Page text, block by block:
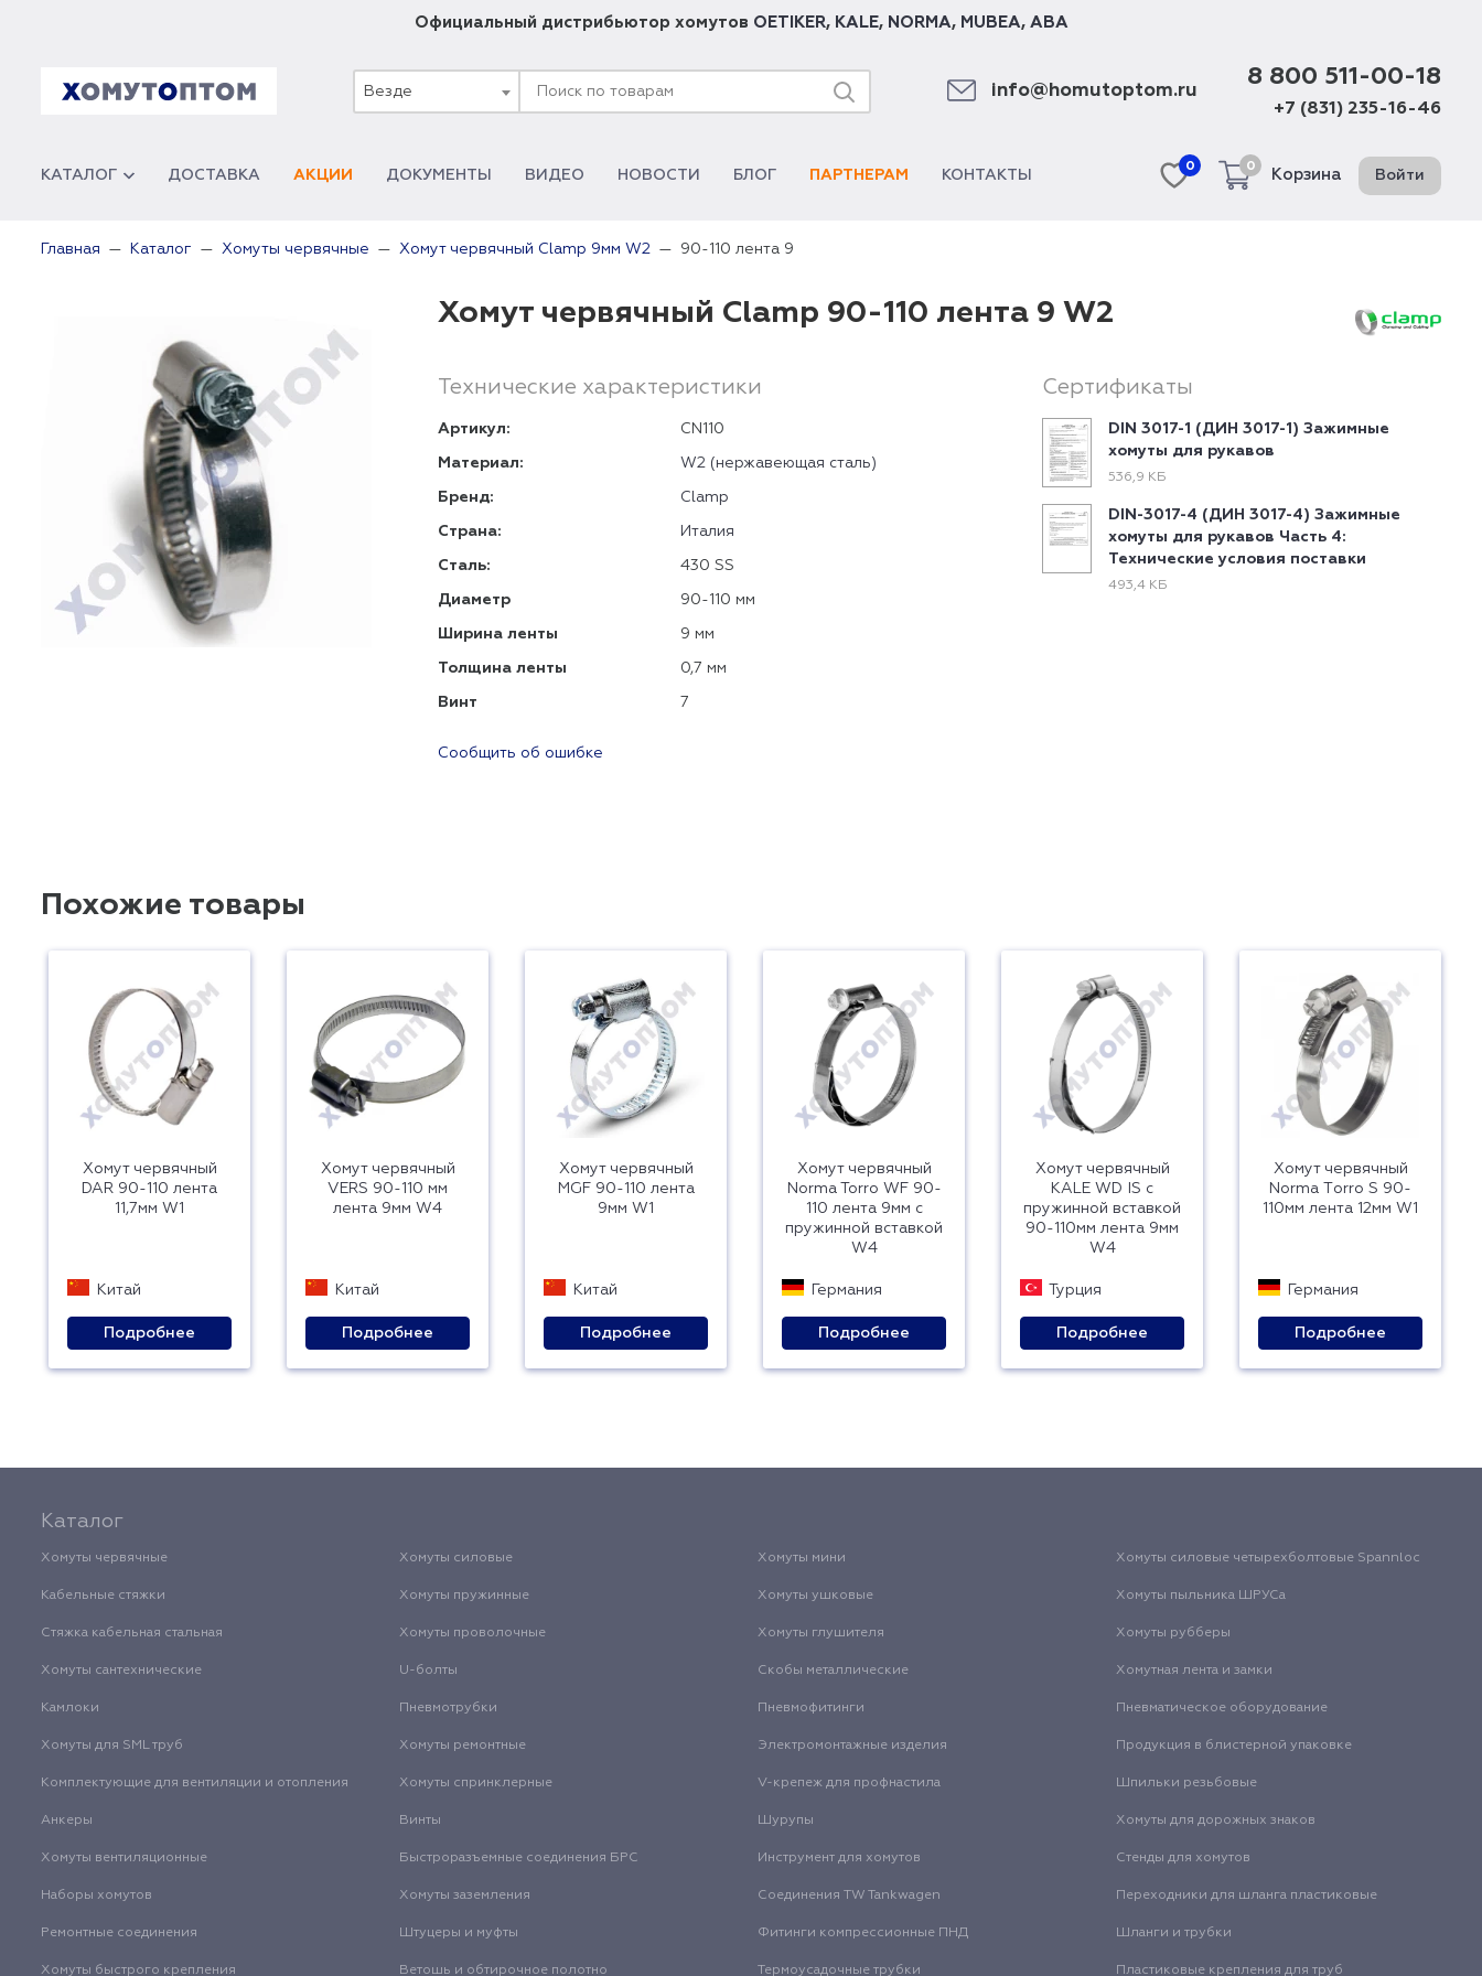
Официальный дистрибьютор хомутов OETIKER, KALE, NORMA, MUBEA, ABA
Везде info@homutoptom.ru
8 800 511-00-18
+7 (831) 235-16-46
КАТАЛОГ ДОСТАВКА АКЦИИ ДОКУМЕНТЫ ВИДЕО НОВОСТИ БЛОГ ПАРТНЕРАМ КОНТАКТЫ
0 0
Корзина Войти
Главная Каталог Хомуты червячные Хомут червячный Clamp 9мм W2 90-110 лента 9
Хомут червячный Clamp 90-110 лента 9 W2
Технические характеристики
Артикул: CN110
Материал: W2 (нержавеющая сталь)
Бренд: Clamp
Страна: Италия
Сталь: 430 SS
Диаметр 90-110 мм
Ширина ленты 9 мм
Толщина ленты 0,7 мм
Винт 7
Сообщить об ошибке
Сертификаты
DIN 3017-1 (ДИН 3017-1) Зажимные
хомуты для рукавов
536,9 КБ
DIN-3017-4 (ДИН 3017-4) Зажимные
хомуты для рукавов Часть 4:
Технические условия поставки
493,4 КБ
Похожие товары
Хомут червячный
DAR 90-110 лента
11,7мм W1
Китай
Подробнее
Хомут червячный
VERS 90-110 мм
лента 9мм W4
Китай
Подробнее
Хомут червячный
MGF 90-110 лента
9мм W1
Китай
Подробнее
Хомут червячный
Norma Torro WF 90-
110 лента 9мм с
пружинной вставкой
W4
Германия
Подробнее
Хомут червячный
KALE WD IS с
пружинной вставкой
90-110мм лента 9мм
W4
Турция
Подробнее
Хомут червячный
Norma Тorro S 90-
110мм лента 12мм W1
Германия
Подробнее
Каталог
Хомуты червячные Хомуты силовые Хомуты мини Хомуты силовые четырехболтовые Spannloc
Кабельные стяжки Хомуты пружинные Хомуты ушковые Хомуты пыльника ШРУСа
Стяжка кабельная стальная Хомуты проволочные Хомуты глушителя Хомуты рубберы
Хомуты сантехнические U-болты Скобы металлические Хомутная лента и замки
Камлоки Пневмотрубки Пневмофитинги Пневматическое оборудование
Хомуты для SML труб Хомуты ремонтные Электромонтажные изделия Продукция в блистерной упаковке
Комплектующие для вентиляции и отопления Хомуты спринклерные V-крепеж для профнастила Шпильки резьбовые
Анкеры Винты Шурупы Хомуты для дорожных знаков
Хомуты вентиляционные Быстроразъемные соединения БРС Инструмент для хомутов Стенды для хомутов
Наборы хомутов Хомуты заземления Соединения TW Tankwagen Переходники для шланга пластиковые
Ремонтные соединения Штуцеры и муфты Фитинги компрессионные ПНД Шланги и трубки
Хомуты быстрого крепления Ветошь и обтирочное полотно Термоусадочные трубки Пластиковые крепления для труб